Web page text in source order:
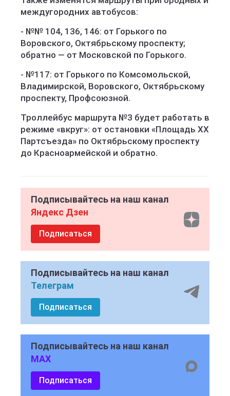
междугородних автобусов:
- №№ 104, 136, 146: от Горького по
Воровского, Октябрьскому проспекту;
обратно — от Московской по Горького.
- №117: от Горького по Комсомольской,
Владимирской, Воровского, Октябрьскому
проспекту, Профсоюзной.
Троллейбус маршрута №3 будет работать в
режиме «вкруг»: от остановки «Площадь ХХ
Партсъезда» по Октябрьскому проспекту
до Красноармейской и обратно.
Подписывайтесь на наш канал
Яндекс Дзен
Подписаться
Подписывайтесь на наш канал
Телеграм
Подписаться
Подписывайтесь на наш канал
MAX
Подписаться